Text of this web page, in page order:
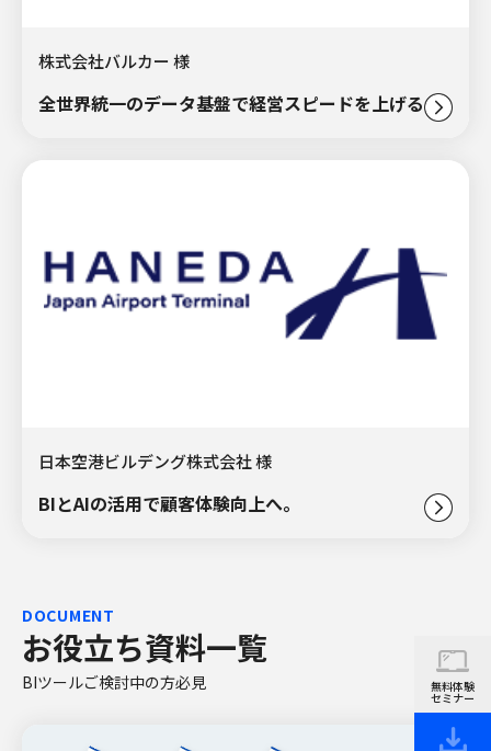
無料体験
セミナー
株式会社バルカー 様
全世界統一のデータ基盤で経営スピードを上げる。
日本空港ビルデング株式会社 様
BIとAIの活用で顧客体験向上へ。
DOCUMENT
お役立ち資料一覧
BIツールご検討中の方必見